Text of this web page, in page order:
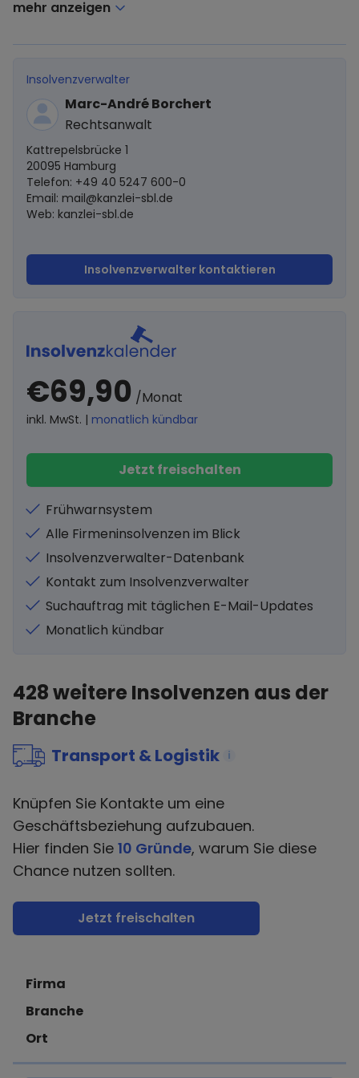
mehr anzeigen
Insolvenzverwalter
Marc-André Borchert
Rechtsanwalt
Kattrepelsbrücke 1
20095 Hamburg
Telefon: +49 40 5247 600-0
Email: mail@kanzlei-sbl.de
Web: kanzlei-sbl.de
Insolvenzverwalter kontaktieren
€69,90 /Monat
inkl. MwSt. | monatlich kündbar
Jetzt freischalten
Frühwarnsystem
Alle Firmeninsolvenzen im Blick
Insolvenzverwalter-Datenbank
Kontakt zum Insolvenzverwalter
Suchauftrag mit täglichen E-Mail-Updates
Monatlich kündbar
428weitere Insolvenzen aus der
Branche
Transport & Logistik i
Knüpfen Sie Kontakte um eine
Geschäftsbeziehung aufzubauen.
Hier finden Sie 10 Gründe, warum Sie diese
Chance nutzen sollten.
Jetzt freischalten
Firma
Branche
Ort